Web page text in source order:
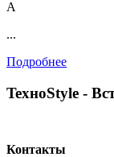
А
...
Подробнее
TexноStyle -
Контакты